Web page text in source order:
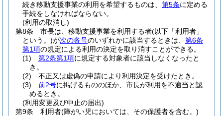
続き移動支援事業の利用を希望するものは、 第5条に定める
手続をしなければならない。
(利用の取消し)
第8条
市長は、移動支援事業を利用する者(以下「利用者」
という。)が次の各号のいずれかに該当するときは、 第6条
第1項の規定による利用の決定を取り消すことができる。
(1)
第2条第1項に規定する対象者に該当しなくなったと
き。
(2)
不正又は虚偽の申請により利用決定を受けたとき。
(3)
前2号に掲げるもののほか、市長が利用を不適当と認
めるとき。
(利用変更及び中止の届出)
第9条
利用者(障がい児においては、その保護者を含む。)